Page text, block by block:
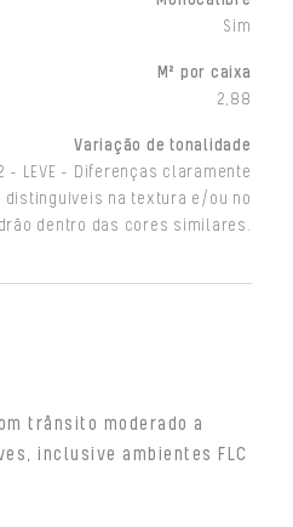
Sim
M² por caixa
2,88
Variação de tonalidade
- LEVE - Diferenças claramente
distinguíveis na textura e/ou no
dentro das cores similares.
trânsito moderado a
inclusive ambientes FLC